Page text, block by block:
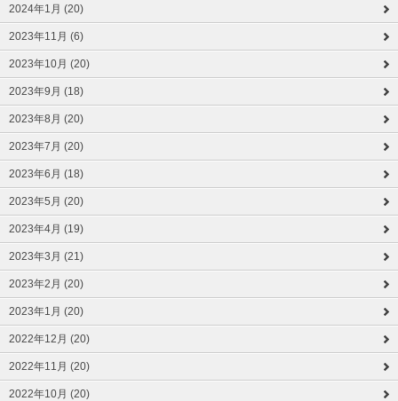
2024年1月 (20)
2023年11月 (6)
2023年10月 (20)
2023年9月 (18)
2023年8月 (20)
2023年7月 (20)
2023年6月 (18)
2023年5月 (20)
2023年4月 (19)
2023年3月 (21)
2023年2月 (20)
2023年1月 (20)
2022年12月 (20)
2022年11月 (20)
2022年10月 (20)